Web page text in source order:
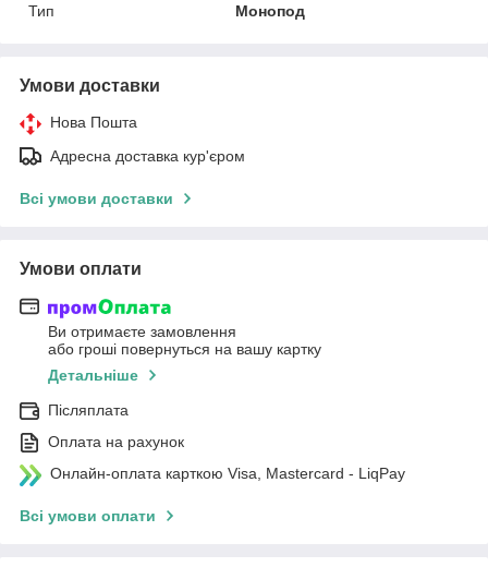
Тип
Монопод
Умови доставки
Нова Пошта
Адресна доставка кур'єром
Всі умови доставки
Умови оплати
Ви отримаєте замовлення
або гроші повернуться на вашу картку
Детальніше
Післяплата
Оплата на рахунок
Онлайн-оплата карткою Visa, Mastercard - LiqPay
Всі умови оплати